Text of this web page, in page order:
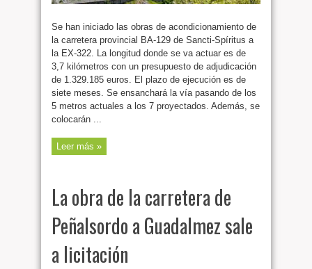
Se han iniciado las obras de acondicionamiento de
la carretera provincial BA-129 de Sancti-Spíritus a
la EX-322. La longitud donde se va actuar es de
3,7 kilómetros con un presupuesto de adjudicación
de 1.329.185 euros. El plazo de ejecución es de
siete meses. Se ensanchará la vía pasando de los
5 metros actuales a los 7 proyectados. Además, se
colocarán ...
Leer más »
La obra de la carretera de
Peñalsordo a Guadalmez sale
a licitación